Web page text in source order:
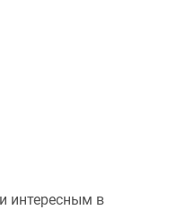
интересным в